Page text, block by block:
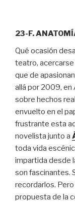
23-F.
Qué ocasión
teatro, acercarse
que de
allá por 2009, en
sobre hechos
envuelto en el
frustrante esta
novelista junto a
toda vida
impartida desde
son fascinantes.
recordarlos.
propuesta de la